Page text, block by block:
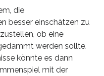
die
besser einschätzen zu
ob eine
werden sollte.
könnte es dann
mit der